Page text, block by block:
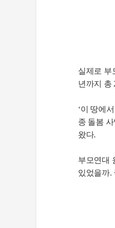
실제로 부
년까지 총
‘이 땅에서
종 돌봄
왔다.
부모연대
있었을까.